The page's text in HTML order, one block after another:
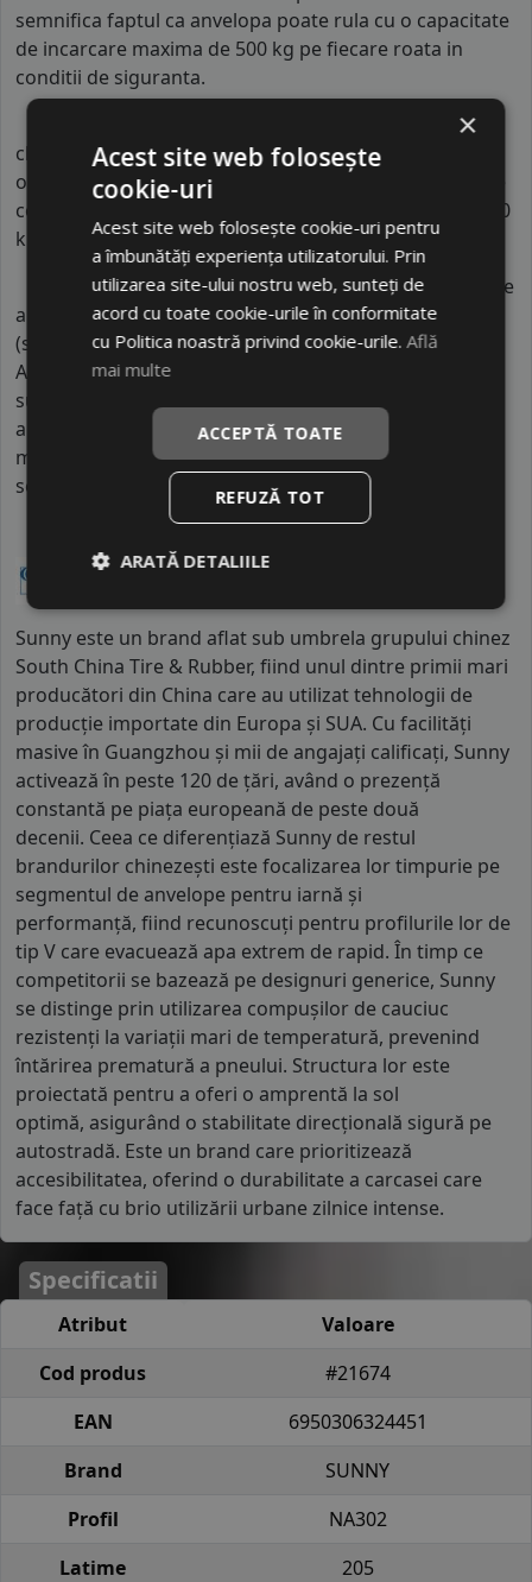
semnifica faptul ca anvelopa poate rula cu o capacitate
de incarcare maxima de 500 kg pe fiecare roata in
conditii de siguranta.
. Acest indice reprezinta
clasa de consum de carburant al autovehiculului. Intre
o anvelopa cu clasa B si o alta din clasa C, consumul de
combustibil creste cu aproximativ 1 litru la fiecare 1000
km parcursi.
Indicele de aderentaal anvelopei esteB . Acest tip de
anvelope va avea o distanta de franare pe carosabil ud
(strat de apa intre 0.5 mm si 1.5 mm) cu 4 anvelope cu
ABS ruland cu 80 km/h, mai mare decat clasele
superioare. Intre o anvelopa din clasa de franare B si
alta din clasa E este o diferenta de aproximativ 13.5
metri, contribuind astfel, la o siguranta mai mare a
soferului si participantilor din trafic.
Sunny este un brand aflat sub umbrela grupului chinez
South China Tire & Rubber, fiind unul dintre primii mari
producători din China care au utilizat tehnologii de
producție importate din Europa și SUA. Cu facilități
masive în Guangzhou și mii de angajați calificați, Sunny
activează în peste 120 de țări, având o prezență
constantă pe piața europeană de peste două
decenii. Ceea ce diferențiază Sunny de restul
brandurilor chinezești este focalizarea lor timpurie pe
segmentul de anvelope pentru iarnă și
performanță, fiind recunoscuți pentru profilurile lor de
tip V care evacuează apa extrem de rapid. În timp ce
competitorii se bazează pe designuri generice, Sunny
se distinge prin utilizarea compușilor de cauciuc
rezistenți la variații mari de temperatură, prevenind
întărirea prematură a pneului. Structura lor este
proiectată pentru a oferi o amprentă la sol
optimă, asigurând o stabilitate direcțională sigură pe
autostradă. Este un brand care prioritizează
accesibilitatea, oferind o durabilitate a carcasei care
face față cu brio utilizării urbane zilnice intense.
Specificatii
Atribut
Valoare
Cod produs
#21674
EAN
6950306324451
Brand
SUNNY
Profil
NA302
Latime
205
×
Acest site web folosește
cookie-uri
Acest site web folosește cookie-uri pentru
a îmbunătăți experiența utilizatorului. Prin
utilizarea site-ului nostru web, sunteți de
acord cu toate cookie-urile în conformitate
cu Politica noastră privind cookie-urile.Află
mai multe
ACCEPTĂ TOATE
REFUZĂ TOT
ARATĂ DETALIILE